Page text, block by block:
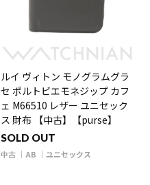
ルイ ヴィトン モノグラムグラ
セ ポルトビエモネジップ カフ
ェ M66510 レザー ユニセック
ス 財布 【中古】【purse】
SOLD OUT
中古 AB ユニセックス